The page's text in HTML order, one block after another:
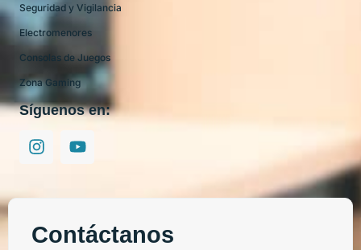
Seguridad y Vigilancia
Electromenores
Consolas de Juegos
Zona Gaming
Síguenos en:
Contáctanos